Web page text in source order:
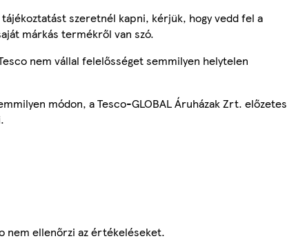
szeretnél kapni, kérjük, hogy vedd fel a
márkás termékről van szó.
nem vállal felelősséget semmilyen helytelen
módon, a Tesco-GLOBAL Áruházak Zrt. előzetes
nem ellenőrzi az értékeléseket.